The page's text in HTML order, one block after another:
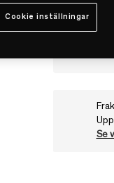
Välj fasthet
Se
Cookie inställningar